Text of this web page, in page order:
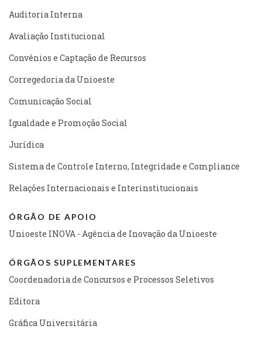
Auditoria Interna
Avaliação Institucional
Convênios e Captação de Recursos
Corregedoria da Unioeste
Comunicação Social
Igualdade e Promoção Social
Jurídica
Sistema de Controle Interno, Integridade e Compliance
Relações Internacionais e Interinstitucionais
ÓRGÃO DE APOIO
Unioeste INOVA - Agência de Inovação da Unioeste
ÓRGÃOS SUPLEMENTARES
Coordenadoria de Concursos e Processos Seletivos
Editora
Gráfica Universitária